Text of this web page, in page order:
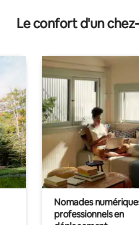
Le confort d'un
Nomades
professionnels en